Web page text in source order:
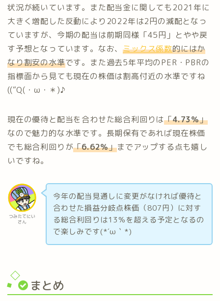
状況が続いています。また配当金に関しても2021年に
大きく増配した反動により2022年は2円の減配となっ
ていますが、今期の配当は前期同様「45円」とやや戻
す予想となっています。なお、ミックス係数的にはか
なり割安の水準です。また過去5年平均のPER・PBRの
指標面から見ても現在の株価は割高付近の水準ですね
((“Q(・ω・＊)♪
現在の優待と配当を合わせた総合利回りは「4.73％」
なので魅力的な水準です。長期保有であれば現在株価
でも総合利回りが「6.62％」までアップする点も嬉し
いですね。
つみたてにい
さん
今年の配当見通しに変更がなければ優待と
合わせた損益分岐点株価（807円）に対す
る総合利回りは13％を超える予定となるの
で楽しみです(*´ω｀*)
まとめ